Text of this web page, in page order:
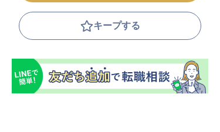
キープする